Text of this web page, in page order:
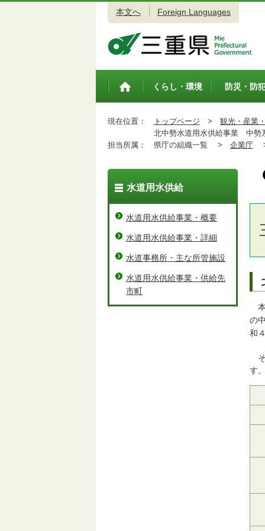
本文へ Foreign Languages
トップペ
くらし・環境 防災・防
現在位置： トップページ >
観光・産業
北中勢水道用水供給事業 中勢
担当所属：
県庁の組織一覧 > 企業庁
の
和
す
水道用水供給
水道用水供給事業・概要
水道用水供給事業・詳細
水道事務所・主な所管施設
水道用水供給事業・供給先
市町